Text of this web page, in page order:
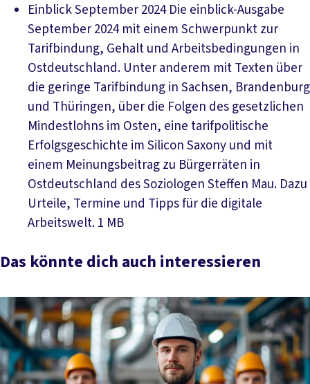
Einblick September 2024 Die einblick-Ausgabe
September 2024 mit einem Schwerpunkt zur
Tarifbindung, Gehalt und Arbeitsbedingungen in
Ostdeutschland. Unter anderem mit Texten über
die geringe Tarifbindung in Sachsen, Brandenburg
und Thüringen, über die Folgen des gesetzlichen
Mindestlohns im Osten, eine tarifpolitische
Erfolgsgeschichte im Silicon Saxony und mit
einem Meinungsbeitrag zu Bürgerräten in
Ostdeutschland des Soziologen Steffen Mau. Dazu
Urteile, Termine und Tipps für die digitale
Arbeitswelt.1 MBDownload PDF
Das könnte dich auch interessieren